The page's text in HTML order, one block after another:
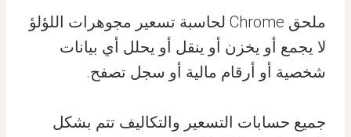
ملحق Chrome لحاسبة تسعير مجوهرات اللؤلؤ
لا يجمع أو يخزن أو ينقل أو يحلل أي بيانات
شخصية أو أرقام مالية أو سجل تصفح.
جميع حسابات التسعير والتكاليف تتم بشكل